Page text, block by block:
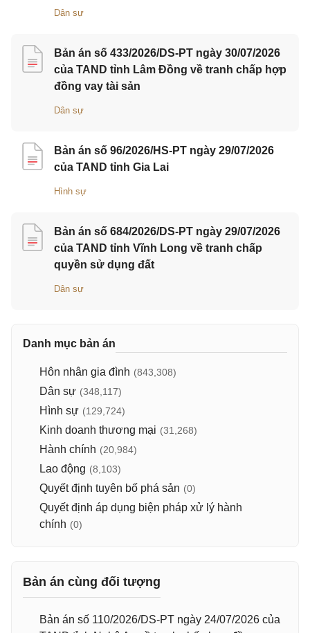
Dân sự
Bản án số 433/2026/DS-PT ngày 30/07/2026
của TAND tỉnh Lâm Đồng về tranh chấp hợp
đồng vay tài sản
Dân sự
Bản án số 96/2026/HS-PT ngày 29/07/2026
của TAND tỉnh Gia Lai
Hình sự
Bản án số 684/2026/DS-PT ngày 29/07/2026
của TAND tỉnh Vĩnh Long về tranh chấp
quyền sử dụng đất
Dân sự
Danh mục bản án
Hôn nhân gia đình (843,308)
Dân sự (348,117)
Hình sự (129,724)
Kinh doanh thương mại (31,268)
Hành chính (20,984)
Lao động (8,103)
Quyết định tuyên bố phá sản (0)
Quyết định áp dụng biện pháp xử lý hành
chính (0)
Bản án cùng đối tượng
Bản án số 110/2026/DS-PT ngày 24/07/2026 của